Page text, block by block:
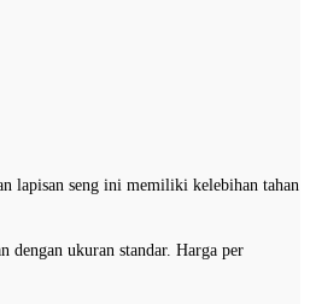
lapisan seng ini memiliki kelebihan tahan
dengan ukuran standar. Harga per